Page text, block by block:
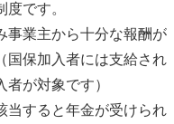
です。
事業主から十分な報酬が
国保加入者には支給され
が対象です）
当すると年金が受けられ